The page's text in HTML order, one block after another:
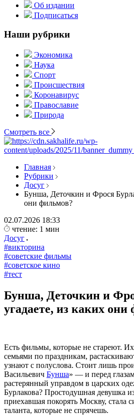
Об издании
Подписаться
Наши рубрики
Экономика
Наука
Спорт
Происшествия
Коронавирус
Православие
Природа
Смотреть все
Главная
Рубрики
Досуг
Бунша, Деточкин и Фрося
они фильмов?
02.07.2026 18:33
чтение: 1 мин
Досуг
#викторина
#советские фильмы
#советское кино
#тест
Бунша, Деточкин и
угадаете, из каких
Есть фильмы, которые не стареют.
семьями по праздникам,
узнают с полуслова. Стоит лишь
Васильевич Бунша» — и перед
растерянный управдом в царских
Бурлакова? Простодушная девушка
приехавшая покорять Москву, стала
таланта, которые не спрячешь.